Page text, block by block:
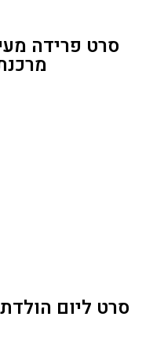
סרט פרידה
סרט ליום הולדת 40 לאייל צור – 2006